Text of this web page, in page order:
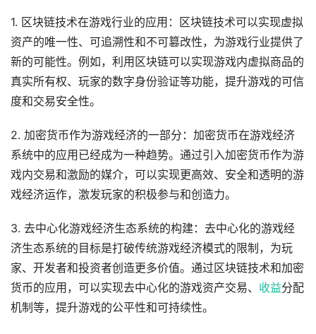
1. 区块链技术在游戏行业的应用：区块链技术可以实现虚拟
资产的唯一性、可追溯性和不可篡改性，为游戏行业提供了
新的可能性。例如，利用区块链可以实现游戏内虚拟商品的
真实所有权、玩家的数字身份验证等功能，提升游戏的可信
度和交易安全性。
2. 加密货币作为游戏经济的一部分：加密货币在游戏经济
系统中的应用已经成为一种趋势。通过引入加密货币作为游
戏内交易和激励的媒介，可以实现更高效、安全和透明的游
戏经济运作，激发玩家的积极参与和创造力。
3. 去中心化游戏经济生态系统的构建：去中心化的游戏经
济生态系统的目标是打破传统游戏经济模式的限制，为玩
家、开发者和投资者创造更多价值。通过区块链技术和加密
货币的应用，可以实现去中心化的游戏资产交易、 收益分配
机制等，提升游戏的公平性和可持续性。